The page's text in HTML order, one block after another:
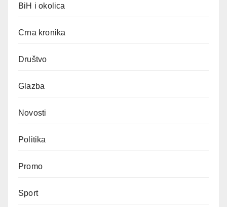
BiH i okolica
Crna kronika
Društvo
Glazba
Novosti
Politika
Promo
Sport